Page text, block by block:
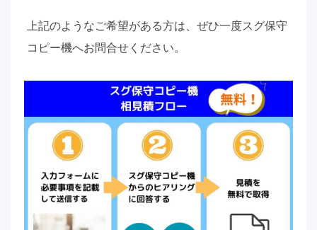
上記のようなご希望がある方は、ぜひ一度スグ保守
コピー機へお問合せください。